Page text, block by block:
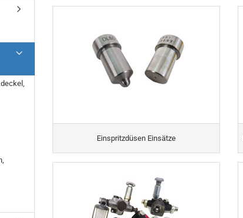
Einspritzdüsen Einsätze